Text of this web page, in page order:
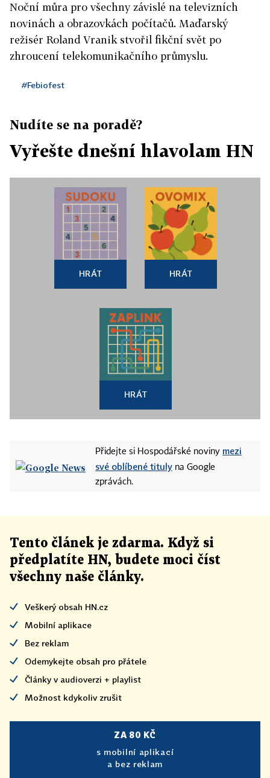
Noční můra pro všechny závislé na televizních
novinách a obrazovkách počítačů. Maďarský
režisér Roland Vranik stvořil fikční svět po
zhroucení telekomunikačního průmyslu.
#Febiofest
Nudíte se na poradě?
Vyřešte dnešní hlavolam HN
HRÁT HRÁT
HRÁT
Přidejte si Hospodářské noviny mezi
své oblíbené tituly na Google
zprávách.
Tento článek je zdarma. Když si
předplatíte HN, budete moci číst
všechny naše články.
Veškerý obsah HN.cz
Mobilní aplikace
Bez reklam
Odemykejte obsah pro přátele
Články v audioverzi + playlist
Možnost kdykoliv zrušit
ZA 80 KČ
s mobilní aplikací
a bez reklam